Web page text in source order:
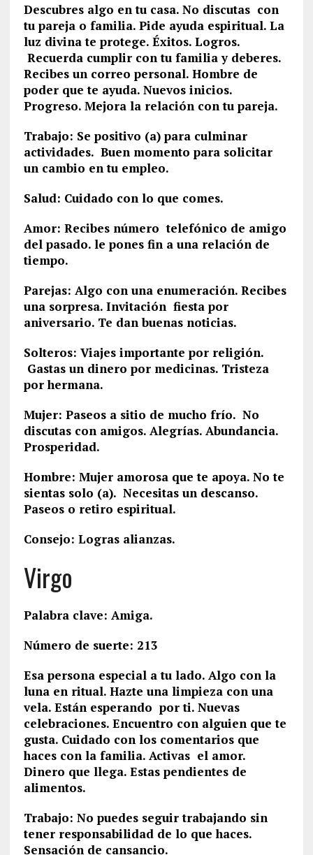
Descubres algo en tu casa. No discutas con
tu pareja o familia. Pide ayuda espiritual. La
luz divina te protege. Éxitos. Logros.
Recuerda cumplir con tu familia y deberes.
Recibes un correo personal. Hombre de
poder que te ayuda. Nuevos inicios.
Progreso. Mejora la relación con tu pareja.
Trabajo: Se positivo (a) para culminar
actividades. Buen momento para solicitar
un cambio en tu empleo.
Salud: Cuidado con lo que comes.
Amor: Recibes número telefónico de amigo
del pasado. le pones fin a una relación de
tiempo.
Parejas: Algo con una enumeración. Recibes
una sorpresa. Invitación fiesta por
aniversario. Te dan buenas noticias.
Solteros: Viajes importante por religión.
Gastas un dinero por medicinas. Tristeza
por hermana.
Mujer: Paseos a sitio de mucho frío. No
discutas con amigos. Alegrías. Abundancia.
Prosperidad.
Hombre: Mujer amorosa que te apoya. No te
sientas solo (a). Necesitas un descanso.
Paseos o retiro espiritual.
Consejo: Logras alianzas.
Virgo
Palabra clave: Amiga.
Número de suerte: 213
Esa persona especial a tu lado. Algo con la
luna en ritual. Hazte una limpieza con una
vela. Están esperando por ti. Nuevas
celebraciones. Encuentro con alguien que te
gusta. Cuidado con los comentarios que
haces con la familia. Activas el amor.
Dinero que llega. Estas pendientes de
alimentos.
Trabajo: No puedes seguir trabajando sin
tener responsabilidad de lo que haces.
Sensación de cansancio.